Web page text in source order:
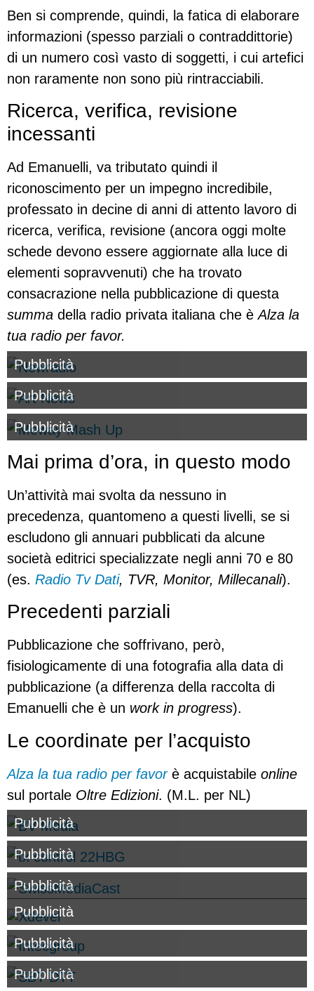
Ben si comprende, quindi, la fatica di elaborare
informazioni (spesso parziali o contraddittorie)
di un numero così vasto di soggetti, i cui artefici
non raramente non sono più rintracciabili.
Ricerca, verifica, revisione
incessanti
Ad Emanuelli, va tributato quindi il
riconoscimento per un impegno incredibile,
professato in decine di anni di attento lavoro di
ricerca, verifica, revisione (ancora oggi molte
schede devono essere aggiornate alla luce di
elementi sopravvenuti) che ha trovato
consacrazione nella pubblicazione di questa
summa della radio privata italiana che èAlza la
tua radio per favor.
Pubblicità
Pubblicità
Pubblicità
Mai prima d’ora, in questo modo
Un’attività mai svolta da nessuno in
precedenza, quantomeno a questi livelli, se si
escludono gli annuari pubblicati da alcune
società editrici specializzate negli anni 70 e 80
(es. Radio Tv Dati, TVR, Monitor, Millecanali).
Precedenti parziali
Pubblicazione che soffrivano, però,
fisiologicamente di una fotografia alla data di
pubblicazione (a differenza della raccolta di
Emanuelli che è un work in progress).
Le coordinate per l’acquisto
Alza la tua radio per favorè acquistabile online
sul portale Oltre Edizioni. (M.L. per NL)
Pubblicità
Pubblicità
Pubblicità
Pubblicità
Pubblicità
Pubblicità